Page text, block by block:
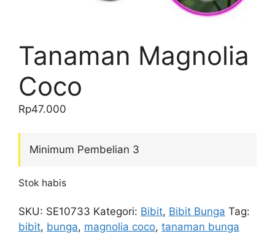
Tanaman Magnolia
Coco
Rp47.000
Minimum Pembelian 3
Stok habis
SKU: SE10733 Kategori: Bibit, Bibit Bunga Tag:
bibit, bunga, magnolia coco, tanaman bunga